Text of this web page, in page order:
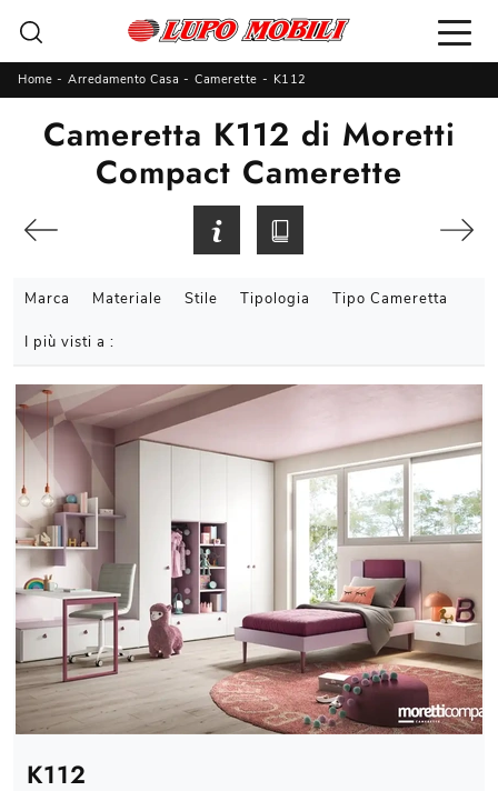
Home - Arredamento Casa - Camerette - K112
Cameretta K112 di Moretti
Compact Camerette
Marca Materiale Stile Tipologia Tipo Cameretta
I più visti a :
K112